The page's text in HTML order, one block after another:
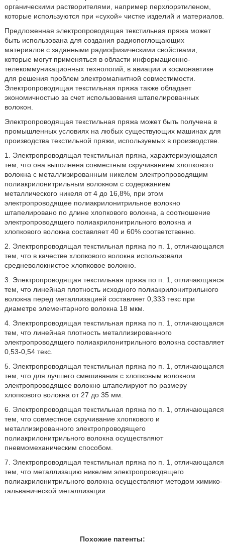
органическими растворителями, например перхлорэтиленом,
которые используются при «сухой» чистке изделий и материалов.
Предложенная электропроводящая текстильная пряжа может
быть использована для создания радиопоглощающих
материалов с заданными радиофизическими свойствами,
которые могут применяться в области информационно-
телекоммуникационных технологий, в авиации и космонавтике
для решения проблем электромагнитной совместимости.
Электропроводящая текстильная пряжа также обладает
экономичностью за счет использования штапелированных
волокон.
Электропроводящая текстильная пряжа может быть получена в
промышленных условиях на любых существующих машинах для
производства текстильной пряжи, используемых в производстве.
1. Электропроводящая текстильная пряжа, характеризующаяся
тем, что она выполнена совместным скручиванием хлопкового
волокна с металлизированным никелем электропроводящим
полиакрилонитрильным волокном с содержанием
металлического никеля от 4 до 16,8%, при этом
электропроводящее полиакрилонитрильное волокно
штапелировано по длине хлопкового волокна, а соотношение
электропроводящего полиакрилонитрильного волокна и
хлопкового волокна составляет 40 и 60% соответственно.
2. Электропроводящая текстильная пряжа по п. 1, отличающаяся
тем, что в качестве хлопкового волокна использовали
средневолокнистое хлопковое волокно.
3. Электропроводящая текстильная пряжа по п. 1, отличающаяся
тем, что линейная плотность исходного полиакрилонитрильного
волокна перед металлизацией составляет 0,333 текс при
диаметре элементарного волокна 18 мкм.
4. Электропроводящая текстильная пряжа по п. 1, отличающаяся
тем, что линейная плотность металлизированного
электропроводящего полиакрилонитрильного волокна составляет
0,53-0,54 текс.
5. Электропроводящая текстильная пряжа по п. 1, отличающаяся
тем, что для лучшего смешивания с хлопковым волокном
электропроводящее волокно штапелируют по размеру
хлопкового волокна от 27 до 35 мм.
6. Электропроводящая текстильная пряжа по п. 1, отличающаяся
тем, что совместное скручивание хлопкового и
металлизированного электропроводящего
полиакрилонитрильного волокна осуществляют
пневмомеханическим способом.
7. Электропроводящая текстильная пряжа по п. 1, отличающаяся
тем, что металлизацию никелем электропроводящего
полиакрилонитрильного волокна осуществляют методом химико-
гальванической металлизации.
Похожие патенты: